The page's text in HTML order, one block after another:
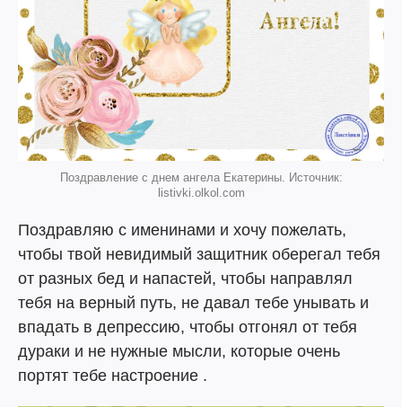
Поздравление с днем ангела Екатерины. Источник:
listivki.olkol.com
Поздравляю с именинами и хочу пожелать,
чтобы твой невидимый защитник оберегал тебя
от разных бед и напастей, чтобы направлял
тебя на верный путь, не давал тебе унывать и
впадать в депрессию, чтобы отгонял от тебя
дураки и не нужные мысли, которые очень
портят тебе настроение .